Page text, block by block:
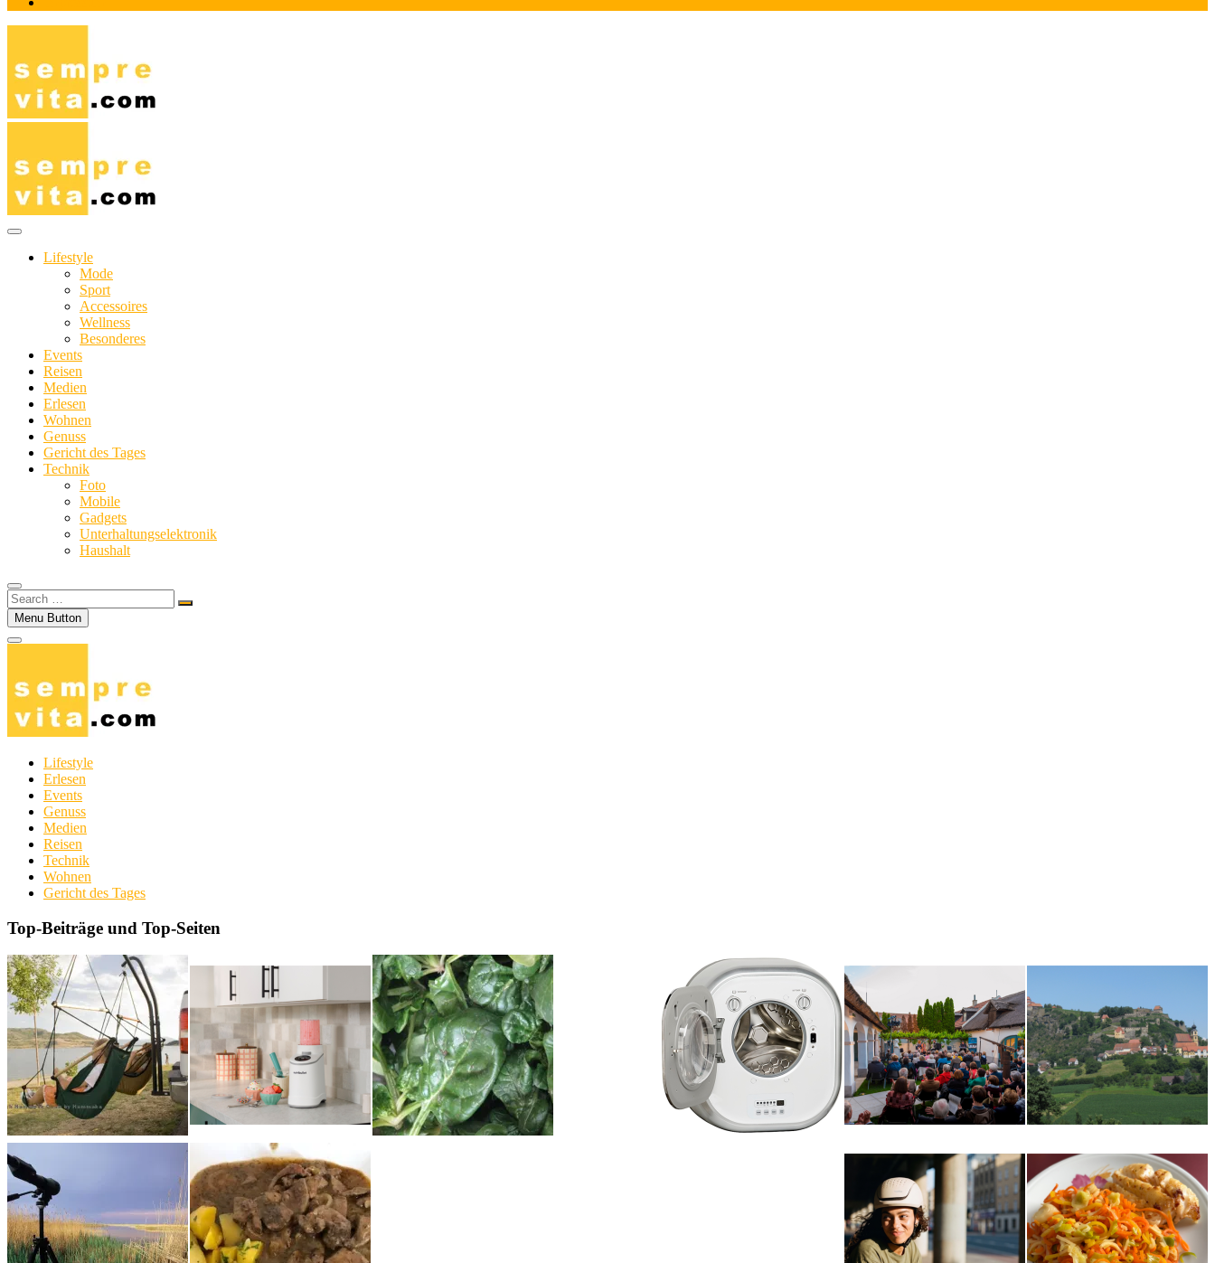
Lifestyle
Mode
Sport
Accessoires
Wellness
Besonderes
Events
Reisen
Medien
Erlesen
Wohnen
Genuss
Gericht des Tages
Technik
Foto
Mobile
Gadgets
Unterhaltungselektronik
Haushalt
Search
…Menu Button
Lifestyle
Erlesen
Events
Genuss
Medien
Reisen
Technik
Wohnen
Gericht des Tages
Top-Beiträge und Top-Seiten